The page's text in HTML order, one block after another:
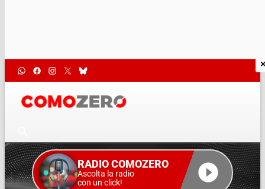
RADIO COMOZERO
Ascolta la radio
con un click!